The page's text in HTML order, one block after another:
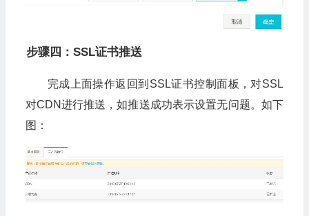
步骤四：SSL证书推送
完成上面操作返回到SSL证书控制面板，对SSL
对CDN进行推送，如推送成功表示设置无问题。如下
图：